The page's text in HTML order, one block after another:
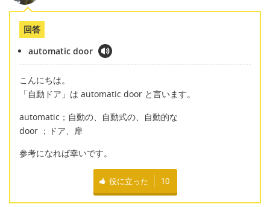
回答
automatic door
こんにちは。
「自動ドア」は automatic door と言います。
automatic；自動の、自動式の、自動的な
door ；ドア、扉
参考になれば幸いです。
役に立った 10